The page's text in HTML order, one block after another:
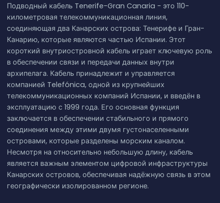
Подводный кабель Tenerife-Gran Canaria - это 110-
километровая телекоммуникационная линия,
соединяющая два Канарских острова: Тенерифе и Гран-
Канарию, которые являются частью Испании. Этот
короткий внутриостровной кабель играет ключевую роль
в обеспечении связи и передачи данных внутри
архипелага. Кабель принадлежит и управляется
компанией Telefónica, одной из крупнейших
телекоммуникационных компаний Испании, и введён в
эксплуатацию с 1999 года. Его основная функция
заключается в обеспечении стабильного и прямого
соединения между этими двумя густонаселенными
островами, которые разделены морским каналом.
Несмотря на относительно небольшую длину, кабель
является важным элементом цифровой инфраструктуры
Канарских островов, обеспечивая надёжную связь в этом
географически изолированном регионе.